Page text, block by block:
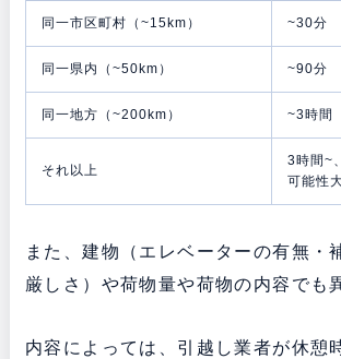
同一市区町村（~15km） ~30分
同一県内（~50km） ~90分
同一地方（~200km） ~3時間
それ以上
3時間~
可能性
また、建物（エレベーターの有無・
厳しさ）や荷物量や荷物の内容でも
内容によっては、引越し業者が休憩